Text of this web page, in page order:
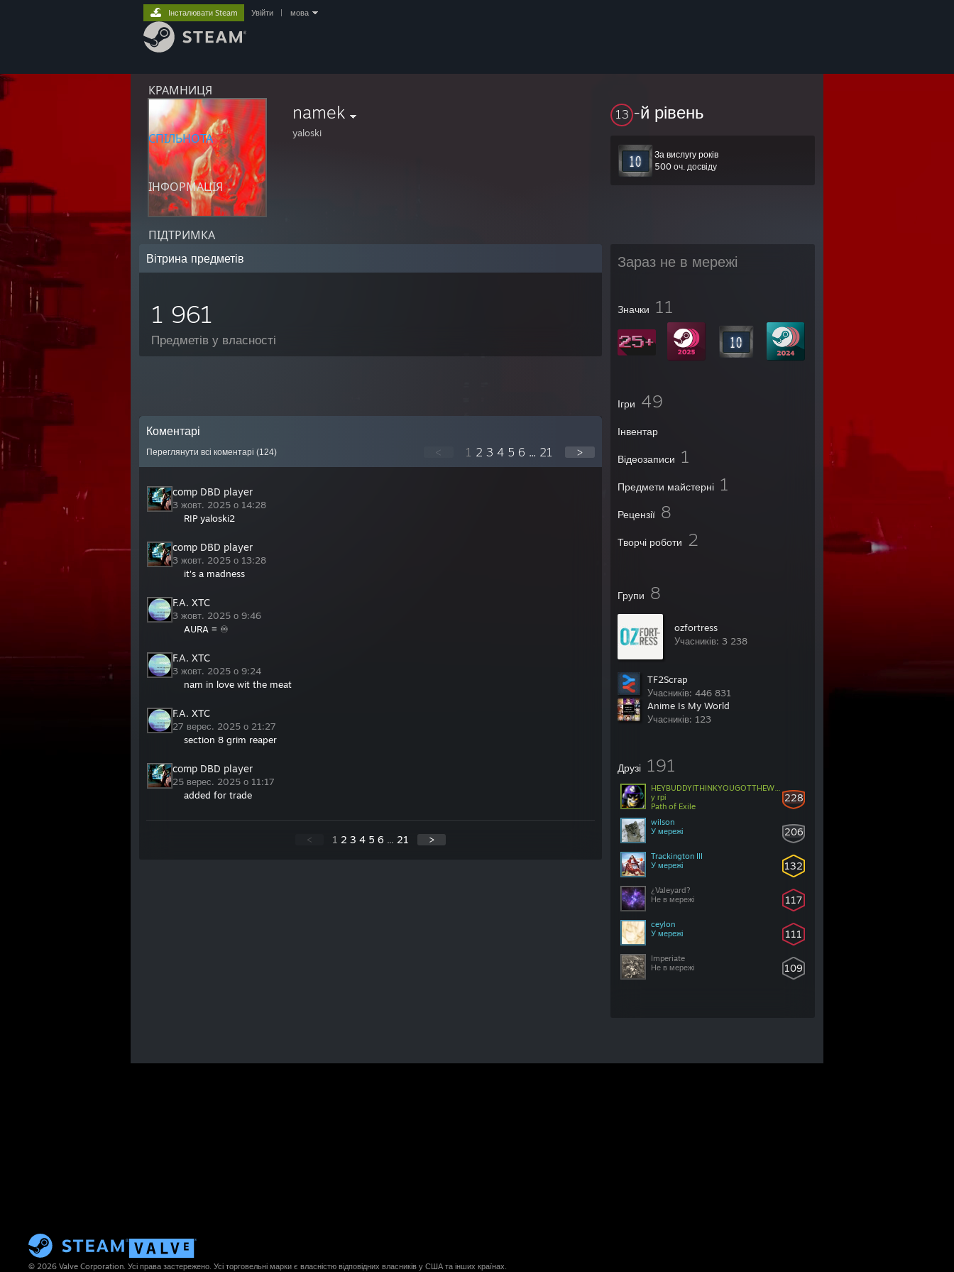
КРАМНИЦЯ
СПІЛЬНОТА
ІНФОРМАЦІЯ
ПІДТРИМКА
Інсталювати Steam Увійти мова
namek
yaloski
13 -й рівень
За вислугу років
500 оч. досвіду
Зараз не в мережі
Значки 11
Ігри 49
Інвентар
Відеозаписи 1
Предмети майстерні 1
Рецензії 8
Творчі роботи 2
Групи 8
ozfortress
Учасників: 3 238
TF2Scrap
Учасників: 446 831
Anime Is My World
Учасників: 123
Друзі 191
228
HEYBUDDYITHINKYOUGOTTHEWRONGDOOR
у грі
Path of Exile
206
wilson
У мережі
132
Trackington III
У мережі
117
¿Valeyard?
Не в мережі
111
ceylon
У мережі
109
Imperiate
Не в мережі
Вітрина предметів
1 961
Предметів у власності
Коментарі
Переглянути всі коментарі (124) < 1 2 3 4 5 6 ... 21 >
comp DBD player
3 жовт. 2025 о 14:28
RIP yaloski2
comp DBD player
3 жовт. 2025 о 13:28
it's a madness
F.A. XTC
3 жовт. 2025 о 9:46
AURA = ♾️
F.A. XTC
3 жовт. 2025 о 9:24
nam in love wit the meat
F.A. XTC
27 верес. 2025 о 21:27
section 8 grim reaper
comp DBD player
25 верес. 2025 о 11:17
added for trade
< 1 2 3 4 5 6 ... 21 >
© 2026 Valve Corporation. Усі права застережено. Усі торговельні марки є власністю відповідних власників у США та інших країнах.